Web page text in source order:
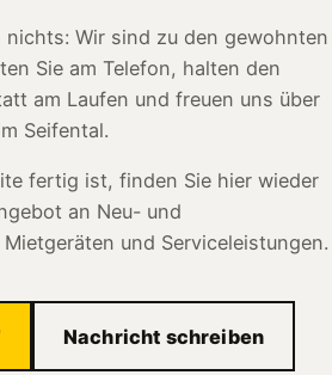
Wir sind zu den gewohnten
Sie am Telefon, halten den
am Laufen und freuen uns über
Seifental.
fertig ist, finden Sie hier wieder
an Neu- und
und Serviceleistungen.
Nachricht schreiben